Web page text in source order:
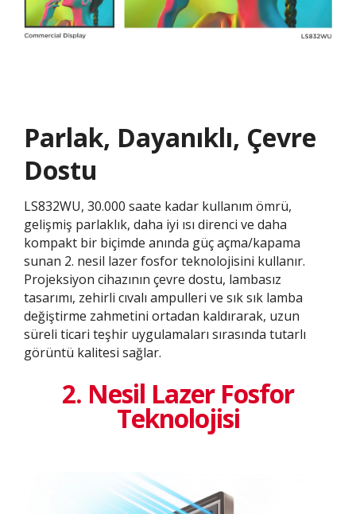
Parlak, Dayanıklı, Çevre
Dostu
LS832WU, 30.000 saate kadar kullanım ömrü,
gelişmiş parlaklık, daha iyi ısı direnci ve daha
kompakt bir biçimde anında güç açma/kapama
sunan 2. nesil lazer fosfor teknolojisini kullanır.
Projeksiyon cihazının çevre dostu, lambasız
tasarımı, zehirli cıvalı ampulleri ve sık sık lamba
değiştirme zahmetini ortadan kaldırarak, uzun
süreli ticari teşhir uygulamaları sırasında tutarlı
görüntü kalitesi sağlar.
2. Nesil Lazer Fosfor
Teknolojisi